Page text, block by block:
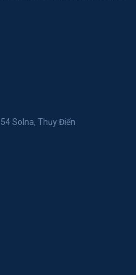
Solna, Thụy Điển